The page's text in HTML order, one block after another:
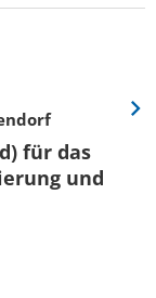
für das
und
Eine